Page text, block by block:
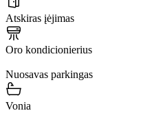
Atskiras įėjimas
Oro kondicionierius
Nuosavas parkingas
Vonia